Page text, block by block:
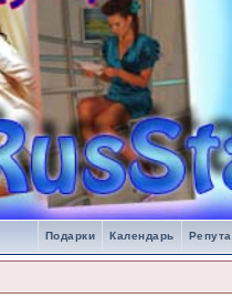
Календарь
Подарки